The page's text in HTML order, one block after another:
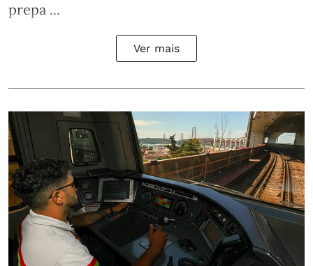
prepa ...
Ver mais